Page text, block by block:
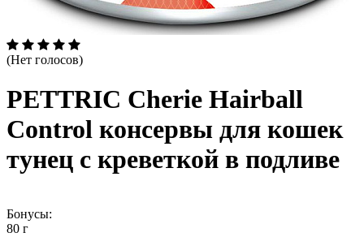
(Нет голосов)
PETTRIC Cherie Hairball
Control консервы для кошек
тунец с креветкой в подливе
Бонусы:
80 г